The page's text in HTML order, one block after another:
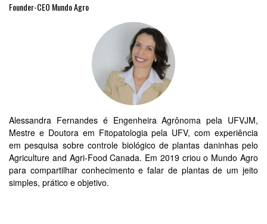
Founder-CEO Mundo Agro
Alessandra Fernandes é Engenheira Agrônoma pela UFVJM,
Mestre e Doutora em Fitopatologia pela UFV, com experiência
em pesquisa sobre controle biológico de plantas daninhas pelo
Agriculture and Agri-Food Canada. Em 2019 criou o Mundo Agro
para compartilhar conhecimento e falar de plantas de um jeito
simples, prático e objetivo.